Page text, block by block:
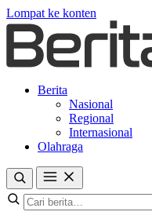
Lompat ke konten
Berita
Nasional
Regional
Internasional
Olahraga